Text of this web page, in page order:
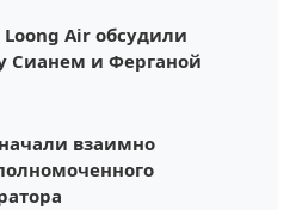
Air обсудили
Сианем и Ферганой
взаимно